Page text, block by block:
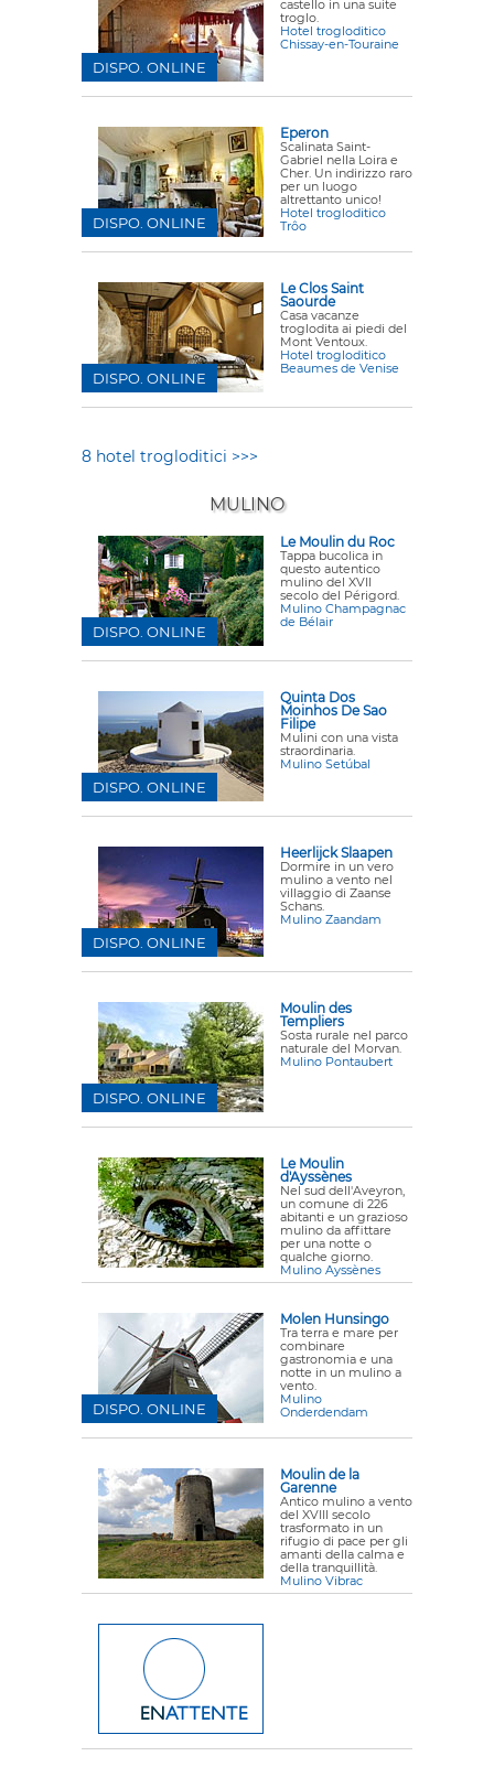
castello in una suite
troglo.
Hotel trogloditico
Chissay-en-Touraine
DISPO. ONLINE
Eperon
Scalinata Saint-
Gabriel nella Loira e
Cher. Un indirizzo raro
per un luogo
altrettanto unico!
Hotel trogloditico
Trôo
DISPO. ONLINE
Le Clos Saint
Saourde
Casa vacanze
troglodita ai piedi del
Mont Ventoux.
Hotel trogloditico
Beaumes de Venise
DISPO. ONLINE
8 hotel trogloditici >>>
MULINO
Le Moulin du Roc
Tappa bucolica in
questo autentico
mulino del XVII
secolo del Périgord.
Mulino Champagnac
de Bélair
DISPO. ONLINE
Quinta Dos
Moinhos De Sao
Filipe
Mulini con una vista
straordinaria.
Mulino Setúbal
DISPO. ONLINE
Heerlijck Slaapen
Dormire in un vero
mulino a vento nel
villaggio di Zaanse
Schans.
Mulino Zaandam
DISPO. ONLINE
Moulin des
Templiers
Sosta rurale nel parco
naturale del Morvan.
Mulino Pontaubert
DISPO. ONLINE
Le Moulin
d'Ayssènes
Nel sud dell'Aveyron,
un comune di 226
abitanti e un grazioso
mulino da affittare
per una notte o
qualche giorno.
Mulino Ayssènes
Molen Hunsingo
Tra terra e mare per
combinare
gastronomia e una
notte in un mulino a
vento.
Mulino
Onderdendam
DISPO. ONLINE
Moulin de la
Garenne
Antico mulino a vento
del XVIII secolo
trasformato in un
rifugio di pace per gli
amanti della calma e
della tranquillità.
Mulino Vibrac